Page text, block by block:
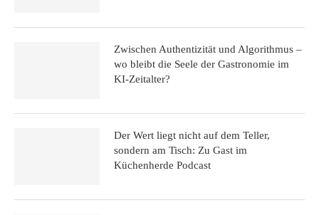
Zwischen Authentizität und Algorithmus –
wo bleibt die Seele der Gastronomie im
KI-Zeitalter?
Der Wert liegt nicht auf dem Teller,
sondern am Tisch: Zu Gast im
Küchenherde Podcast